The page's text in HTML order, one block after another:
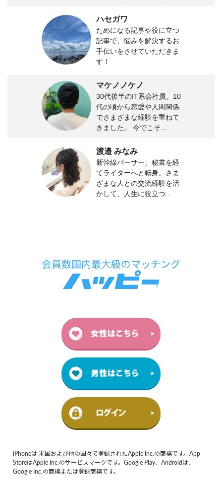
ハセガワ
ためになる記事や役に立つ
記事で、悩みを解決するお
手伝いをさせていただきま
す！
マケノノケノ
30代後半のIT系会社員。10
代の頃から恋愛や人間関係
でさまざまな経験を重ねて
きました。 今でこそ...
渡邉 みなみ
新幹線パーサー、秘書を経
てライターへと転身。さま
ざまな人との交流経験を活
かして、人生に役立つ...
iPhoneは 米国および他の国々で登録されたApple Inc.の商標です。App
StoreはApple Inc.のサービスマークです。Google Play、Androidは、
Google Inc.の商標または登録商標です。